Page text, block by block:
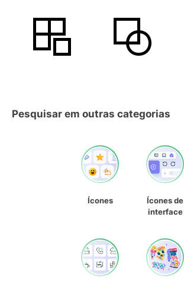
Pesquisar em outras categorias
Ícones
Ícones de
interface